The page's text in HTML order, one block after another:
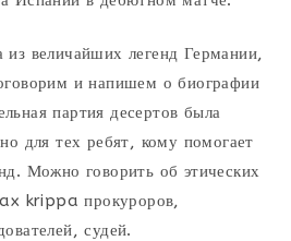
величайших легенд Германии,
и напишем о биографии
партия десертов была
для тех ребят, кому помогает
Можно говорить об этических
krippa прокуроров,
судей.